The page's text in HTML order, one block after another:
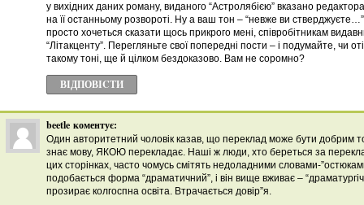
у вихідних даних роману, виданого “Астролябією” вказано
на її останньому розвороті. Ну а ваш тон – “невже ви
просто хочеться сказати щось прикрого мені, співробітникам
“Літакценту”. Перегляньте свої попередні пости – і подумайте, чи
такому тоні, ще й цілком бездоказово. Вам не соромно?
ВІДПОВІCТИ
beetle коментує:
Один авторитетний чоловік казав, що переклад може бути добрим
знає мову, ЯКОЮ перекладає. Наші ж люди, хто береться за
цих сторінках, часто чомусь смітять недоладними словами-
подобається форма “драматичний”, і він вище вживає –
прозирає колгоспна освіта. Втрачається довір”я.